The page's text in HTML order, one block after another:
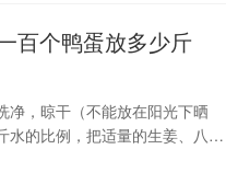
百个鸭蛋放多少斤
净，晾干（不能放在阳光下晒
水的比例，把适量的生姜、八
，密封，存放二十天左右即可